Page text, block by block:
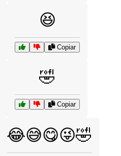
😆
Copiar
🤣
Copiar
😂😅😋😜🤣